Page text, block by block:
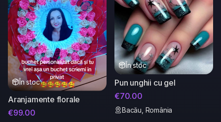
În stoc
Aranjamente florale
€99.00
În stoc
Pun unghii cu gel
€70.00
Bacău, România